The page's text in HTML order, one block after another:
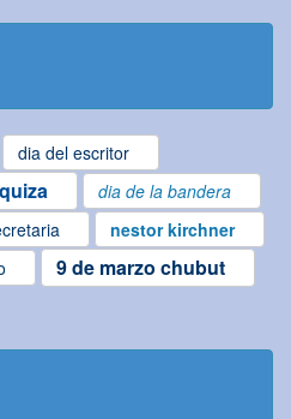
dia del escritor
dia de la bandera
nestor kirchner
9 de marzo chubut